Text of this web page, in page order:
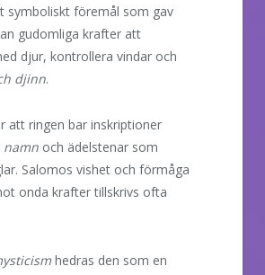
symboliskt föremål som gav
gudomliga krafter att
djur, kontrol­lera vindar och
djinn.
att ringen bar inskriptioner
namn och ädelstenar som
Salomos vishet och förmåga
onda krafter tillskrivs ofta
hedras den som en